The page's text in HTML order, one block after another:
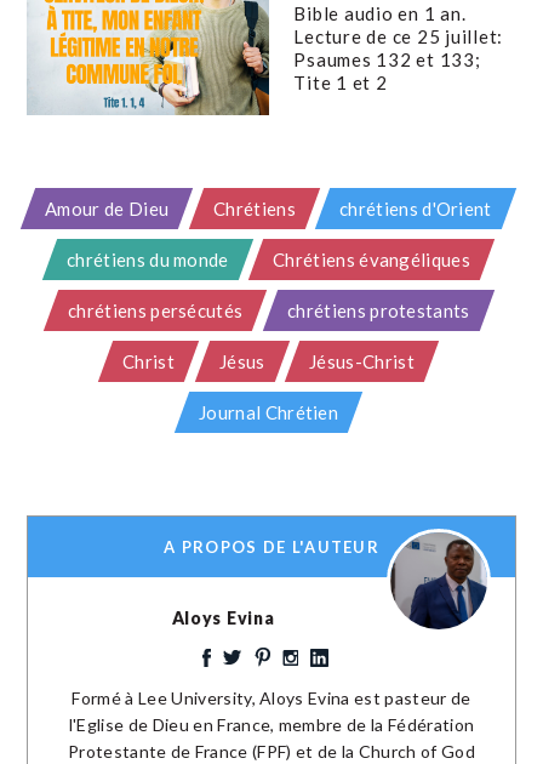
Bible audio en 1 an.
Lecture de ce 25 juillet:
Psaumes 132 et 133;
Tite 1 et 2
Amour de Dieu Chrétiens chrétiens d'Orient
chrétiens du monde Chrétiens évangéliques
chrétiens persécutés chrétiens protestants
Christ Jésus Jésus-Christ
Journal Chrétien
A PROPOS DE L'AUTEUR
Aloys Evina
Formé à Lee University, Aloys Evina est pasteur de
l'Eglise de Dieu en France, membre de la Fédération
Protestante de France (FPF) et de la Church of God